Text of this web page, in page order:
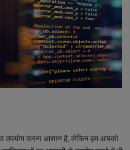
उपयोग करना आसान है, लेकिन हम आपको